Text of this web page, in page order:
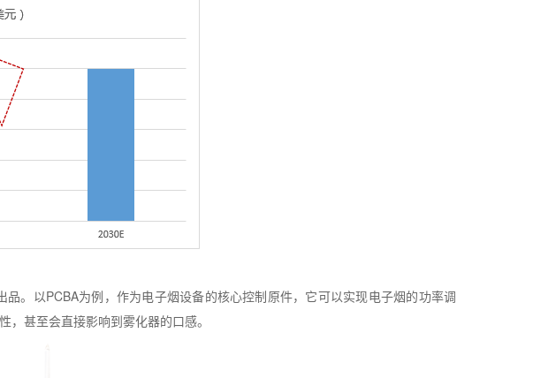
品。以PCBA为例，作为电子烟设备的核心控制原件，它可以实现电子烟的功率调
甚至会直接影响到雾化器的口感。